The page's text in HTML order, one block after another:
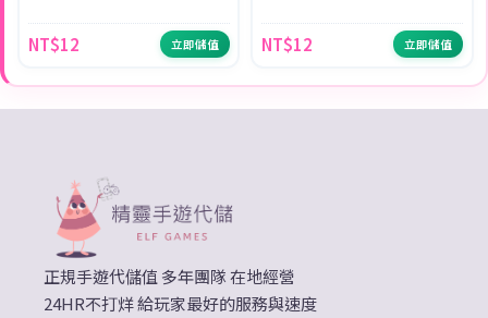
NT$12 立即儲值 NT$12 立即儲值
正規手遊代儲值 多年團隊 在地經營
24HR不打烊 給玩家最好的服務與速度